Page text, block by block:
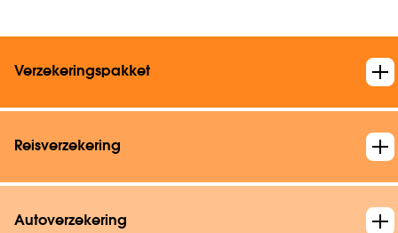
Verzekeringspakket
Reisverzekering
Autoverzekering